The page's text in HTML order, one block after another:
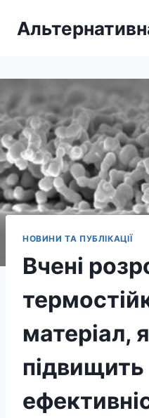
НОВИНИ ТА ПУБЛІКАЦІЇ
Вчені
матеріал,
підвищить